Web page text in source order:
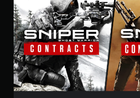
W
C
1
&
S
G
W
C
2
D
o